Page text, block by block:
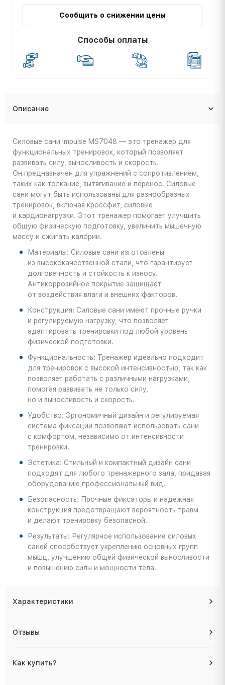
Сообщить о снижении цены
Способы оплаты
Описание
Силовые сани Impulse MS7048 — это тренажер для
функциональных тренировок, который позволяет
развивать силу, выносливость и скорость.
Он предназначен для упражнений с сопротивлением,
таких как толкание, вытягивание и перенос. Силовые
сани могут быть использованы для разнообразных
тренировок, включая кроссфит, силовые
и кардионагрузки. Этот тренажер помогает улучшить
общую физическую подготовку, увеличить мышечную
массу и сжигать калории.
Материалы: Силовые сани изготовлены
из высококачественной стали, что гарантирует
долговечность и стойкость к износу.
Антикоррозийное покрытие защищает
от воздействия влаги и внешних факторов.
Конструкция: Силовые сани имеют прочные ручки
и регулируемую нагрузку, что позволяет
адаптировать тренировки под любой уровень
физической подготовки.
Функциональность: Тренажер идеально подходит
для тренировок с высокой интенсивностью, так как
позволяет работать с различными нагрузками,
помогая развивать не только силу,
но и выносливость и скорость.
Удобство: Эргономичный дизайн и регулируемая
система фиксации позволяют использовать сани
с комфортом, независимо от интенсивности
тренировки.
Эстетика: Стильный и компактный дизайн сани
подходят для любого тренажерного зала, придавая
оборудованию профессиональный вид.
Безопасность: Прочные фиксаторы и надежная
конструкция предотвращают вероятность травм
и делают тренировку безопасной.
Результаты: Регулярное использование силовых
саней способствует укреплению основных групп
мышц, улучшению общей физической выносливости
и повышению силы и мощности тела.
Характеристики
Отзывы
Как купить?